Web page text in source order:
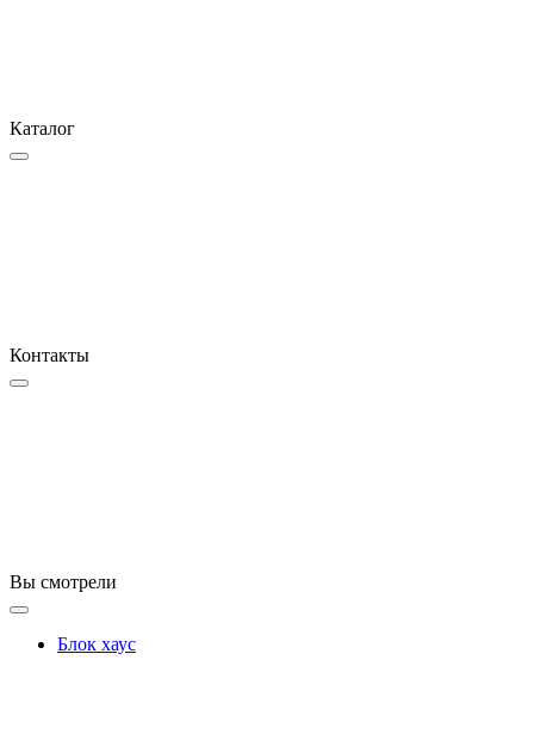
Каталог
Контакты
Вы смотрели
Блок хаус